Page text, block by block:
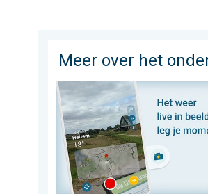
Meer over het
Impressies maken, momenten